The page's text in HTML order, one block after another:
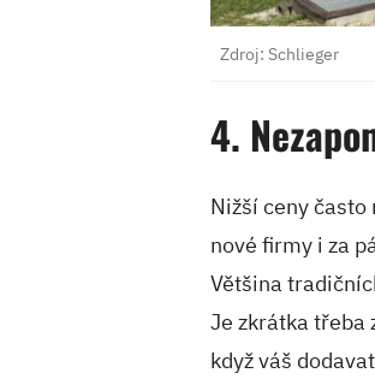
Zdroj: Schlieger
4.
Nižší ceny
nové firmy i za
Většina
Je zkrátka třeba
když váš